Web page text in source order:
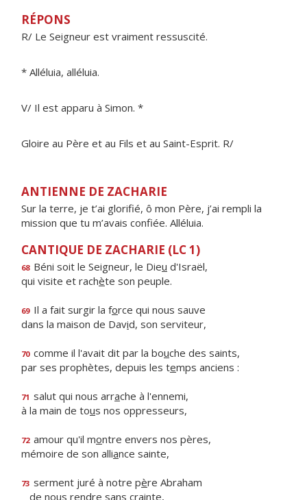
RÉPONS
R/ Le Seigneur est vraiment ressuscité.
* Alléluia, alléluia.
V/ Il est apparu à Simon. *
Gloire au Père et au Fils et au Saint-Esprit. R/
ANTIENNE DE ZACHARIE
Sur la terre, je t’ai glorifié, ô mon Père, j’ai rempli la
mission que tu m’avais confiée. Alléluia.
CANTIQUE DE ZACHARIE (LC 1)
68 Béni soit le Seigneur, le Dieu d'Israël,
qui visite et rachète son peuple.
69 Il a fait surgir la force qui nous sauve
dans la maison de David, son serviteur,
70 comme il l'avait dit par la bouche des saints,
par ses prophètes, depuis les temps anciens :
71 salut qui nous arrache à l'ennemi,
à la main de tous nos oppresseurs,
72 amour qu'il montre envers nos pères,
mémoire de son alliance sainte,
73 serment juré à notre père Abraham
de nous rendre sans crainte,